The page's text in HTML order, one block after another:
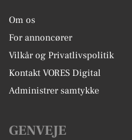
Om os
For annoncører
Vilkår og Privatlivspolitik
Kontakt VORES Digital
Administrer samtykke
GENVEJE